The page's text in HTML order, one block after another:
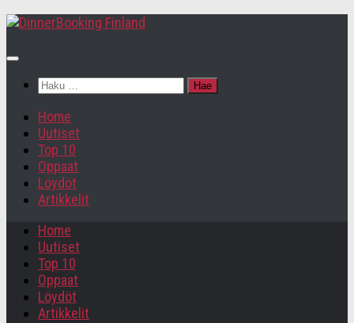
Haku:
Home
Uutiset
Top 10
Oppaat
Löydöt
Artikkelit
Home
Uutiset
Top 10
Oppaat
Löydöt
Artikkelit